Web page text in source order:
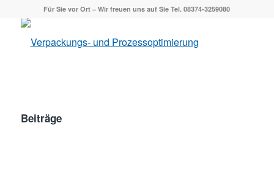
Für Sie vor Ort – Wir freuen uns auf Sie Tel. 08374-3259080
Beiträge